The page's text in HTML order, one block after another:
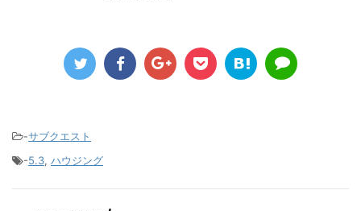
-サブクエスト
-5.3, ハウジング